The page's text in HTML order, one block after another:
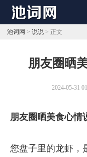
池词网 > 说说> 正文
朋友圈晒
2024-05-31
朋友圈晒美食心情
您盘子里的龙虾，